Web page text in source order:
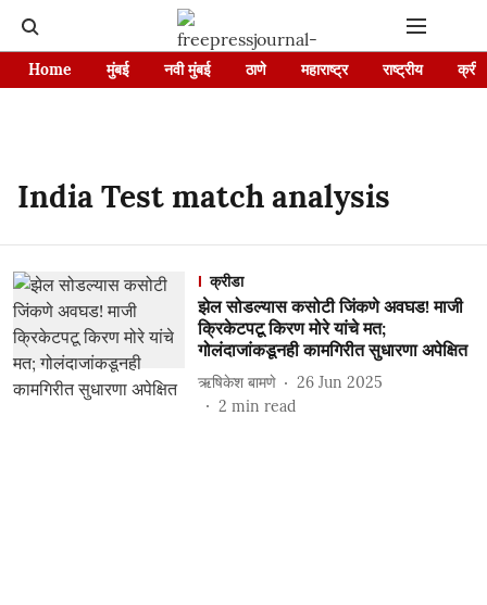
Home मुंबई नवी मुंबई ठाणे महाराष्ट्र राष्ट्रीय
India Test match analysis
क्रीडा
झेल सोडल्यास कसोटी जिंकणे अवघड! माजी
क्रिकेटपटू किरण मोरे यांचे मत;
गोलंदाजांकडूनही कामगिरीत सुधारणा अपेक्षित
ऋषिकेश बामणे
26 Jun 2025
2 min read